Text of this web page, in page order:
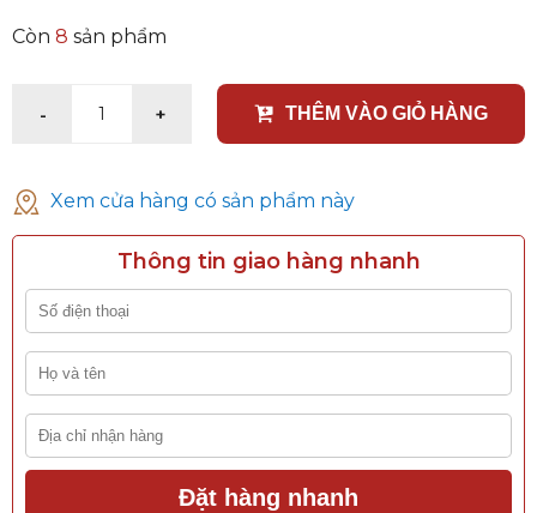
Còn 8 sản phẩm
- 1 + THÊM VÀO GIỎ HÀNG
Xem cửa hàng có sản phẩm này
Thông tin giao hàng nhanh
Đặt hàng nhanh